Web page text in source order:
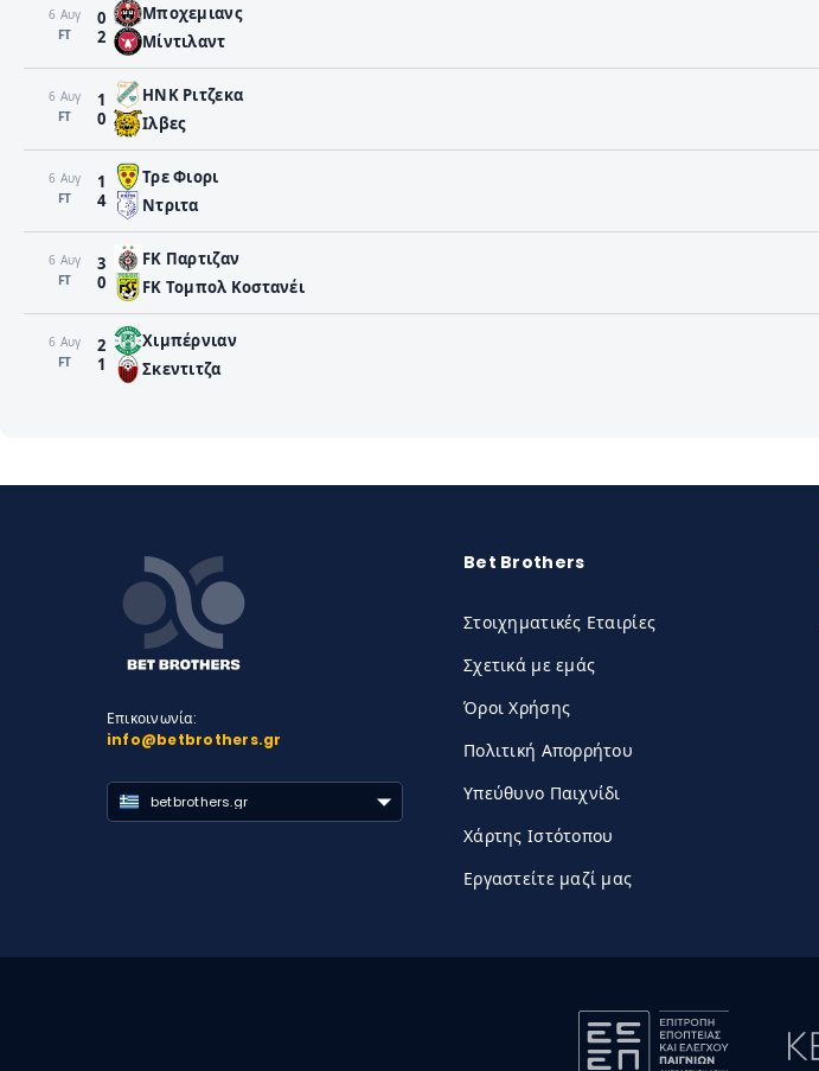
6 Αυγ
FΤ
0
2
Μποχεμιανς
Μίντιλαντ
6 Αυγ
FΤ
1
0
HNK Ριτζεκα
Ιλβες
6 Αυγ
FΤ
1
4
Τρε Φιορι
Ντριτα
6 Αυγ
FΤ
3
0
FK Παρτιζαν
FK Τομπολ Κοστανέι
6 Αυγ
FΤ
2
1
Χιμπέρνιαν
Σκεντιτζα
Επικοινωνία:
info@betbrothers.gr
betbrothers.gr
Bet Brothers
Στοιχηματικές Εταιρίες
Σχετικά με εμάς
Όροι Χρήσης
Πολιτική Απορρήτου
Υπεύθυνο Παιχνίδι
Χάρτης Ιστότοπου
Εργαστείτε μαζί μας